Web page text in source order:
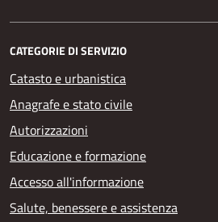
CATEGORIE DI SERVIZIO
Catasto e urbanistica
Anagrafe e stato civile
Autorizzazioni
Educazione e formazione
Accesso all'informazione
Salute, benessere e assistenza